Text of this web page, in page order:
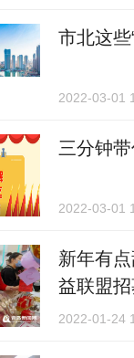
市北这
2022-03-01
三分钟
2022-03-01
新年有
益联盟
2022-01-24